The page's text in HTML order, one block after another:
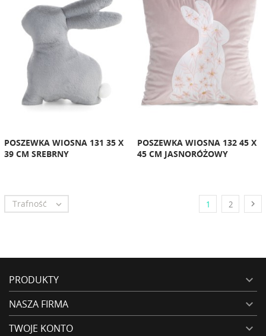
POSZEWKA WIOSNA 131 35 X
39 CM SREBRNY
POSZEWKA WIOSNA 132 45 X
45 CM JASNORÓŻOWY
Trafność  1 2 
PRODUKTY 
NASZA FIRMA 
TWOJE KONTO 